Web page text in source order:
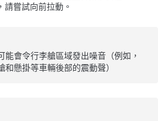
請嘗試向前拉動。
能會令行李艙區域發出噪音（例如，
和懸掛等車輛後部的震動聲）